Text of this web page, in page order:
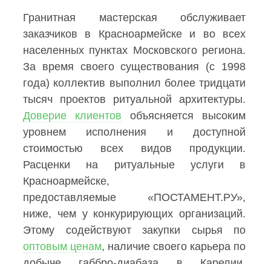
Гранитная мастерская обслуживает
заказчиков в Красноармейске и во всех
населенных пунктах Московского региона.
За время своего существования (с 1998
года) коллектив выполнил более тридцати
тысяч проектов ритуальной архитектуры.
Доверие клиентов объясняется высоким
уровнем исполнения и доступной
стоимостью всех видов продукции.
Расценки на ритуальные услуги в
Красноармейске,
предоставляемые «ПОСТАМЕНТ.РУ»,
ниже, чем у конкурирующих организаций.
Этому содействуют закупки сырья по
оптовым ценам, наличие своего карьера по